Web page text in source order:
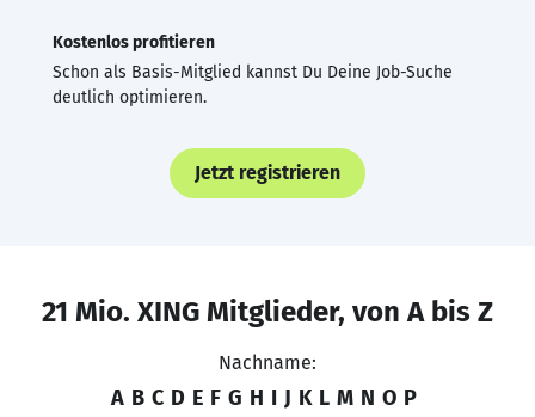
Kostenlos profitieren
Schon als Basis-Mitglied kannst Du Deine Job-Suche
deutlich optimieren.
Jetzt registrieren
21 Mio. XING Mitglieder, von A bis Z
Nachname:
A B C D E F G H I J K L M N O P